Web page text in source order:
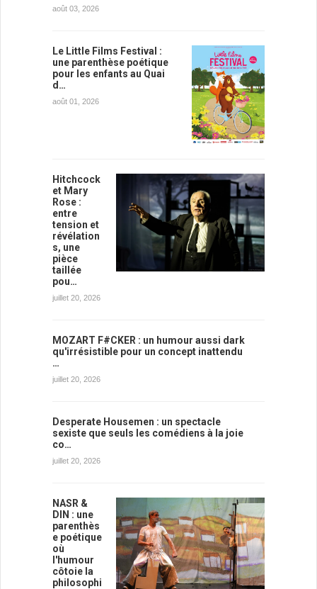
août 03, 2026
Le Little Films Festival :
une parenthèse poétique
pour les enfants au Quai
d…
août 01, 2026
Hitchcock
et Mary
Rose :
entre
tension et
révélation
s, une
pièce
taillée
pou…
juillet 20, 2026
MOZART F#CKER : un humour aussi dark
qu'irrésistible pour un concept inattendu
…
juillet 20, 2026
Desperate Housemen : un spectacle
sexiste que seuls les comédiens à la joie
co…
juillet 20, 2026
NASR &
DIN : une
parenthès
e poétique
où
l'humour
côtoie la
philosophi